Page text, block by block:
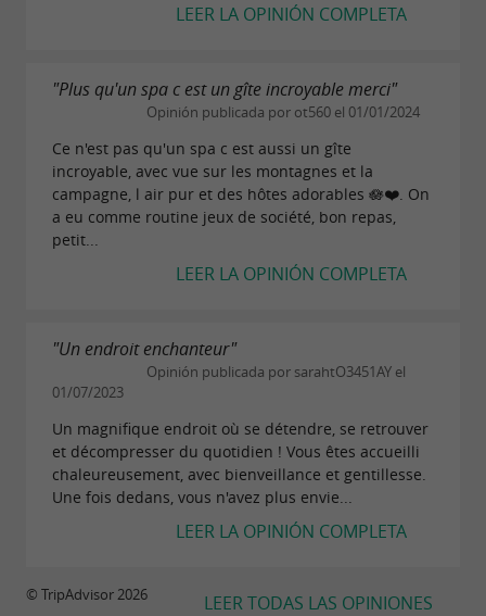
LEER LA OPINIÓN COMPLETA
"Plus qu'un spa c est un gîte incroyable merci"
Opinión publicada por ot560 el 01/01/2024
Ce n'est pas qu'un spa c est aussi un gîte
incroyable, avec vue sur les montagnes et la
campagne, l air pur et des hôtes adorables 🪷❤️. On
a eu comme routine jeux de société, bon repas,
petit...
LEER LA OPINIÓN COMPLETA
"Un endroit enchanteur"
Opinión publicada por sarahtO3451AY el
01/07/2023
Un magnifique endroit où se détendre, se retrouver
et décompresser du quotidien ! Vous êtes accueilli
chaleureusement, avec bienveillance et gentillesse.
Une fois dedans, vous n'avez plus envie...
LEER LA OPINIÓN COMPLETA
LEER TODAS LAS OPINIONES
© TripAdvisor 2026